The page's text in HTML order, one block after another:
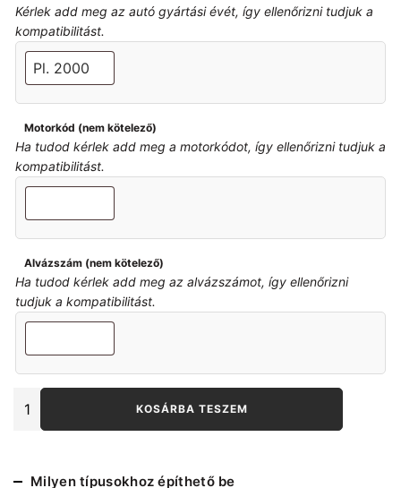
Kérlek add meg az autó gyártási évét, így ellenőrizni tudjuk a
kompatibilitást.
Motorkód (nem kötelező)
Ha tudod kérlek add meg a motorkódot, így ellenőrizni tudjuk a
kompatibilitást.
Alvázszám (nem kötelező)
Ha tudod kérlek add meg az alvázszámot, így ellenőrizni
tudjuk a kompatibilitást.
E9x
készlet
KOSÁRBA TESZEM
Milyen típusokhoz építhető be